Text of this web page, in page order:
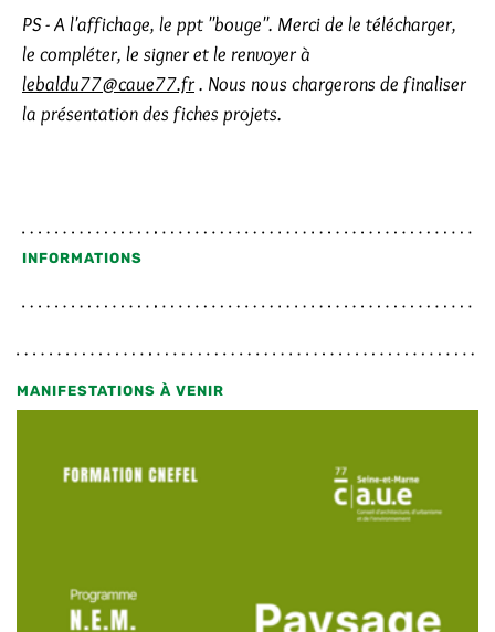
PS - A l'affichage, le ppt "bouge". Merci de le télécharger,
le compléter, le signer et le renvoyer à
lebaldu77@caue77.fr. Nous nous chargerons de finaliser
la présentation des fiches projets.
INFORMATIONS
MANIFESTATIONS À VENIR